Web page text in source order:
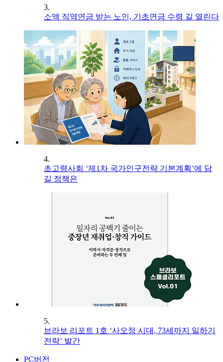
3.
소액 직역연금 받는 노인, 기초연금 수령 길 열린다
4.
초고령사회 ‘제1차 국가인구전략 기본계획’에 담
길 정책은
5.
브라보 리포트 1호 ‘사오정 시대, 73세까지 일하기
전략’ 발간
PC버전